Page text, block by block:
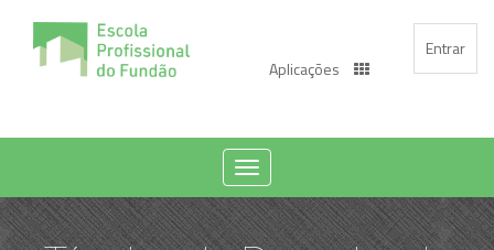
Entrar
Aplicações
Toggle
navigation